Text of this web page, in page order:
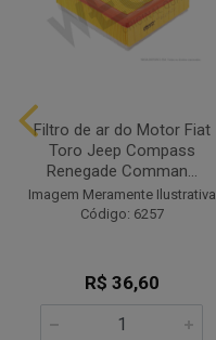
Filtro de ar do Motor Fiat
Toro Jeep Compass
Renegade Comman...
Imagem Meramente Ilustrativa
Código: 6257
R$ 36,60